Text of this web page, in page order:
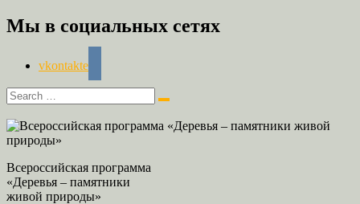
Мы в социальных сетях
vkontakte
Всероссийская программа
«Деревья – памятники
живой природы»